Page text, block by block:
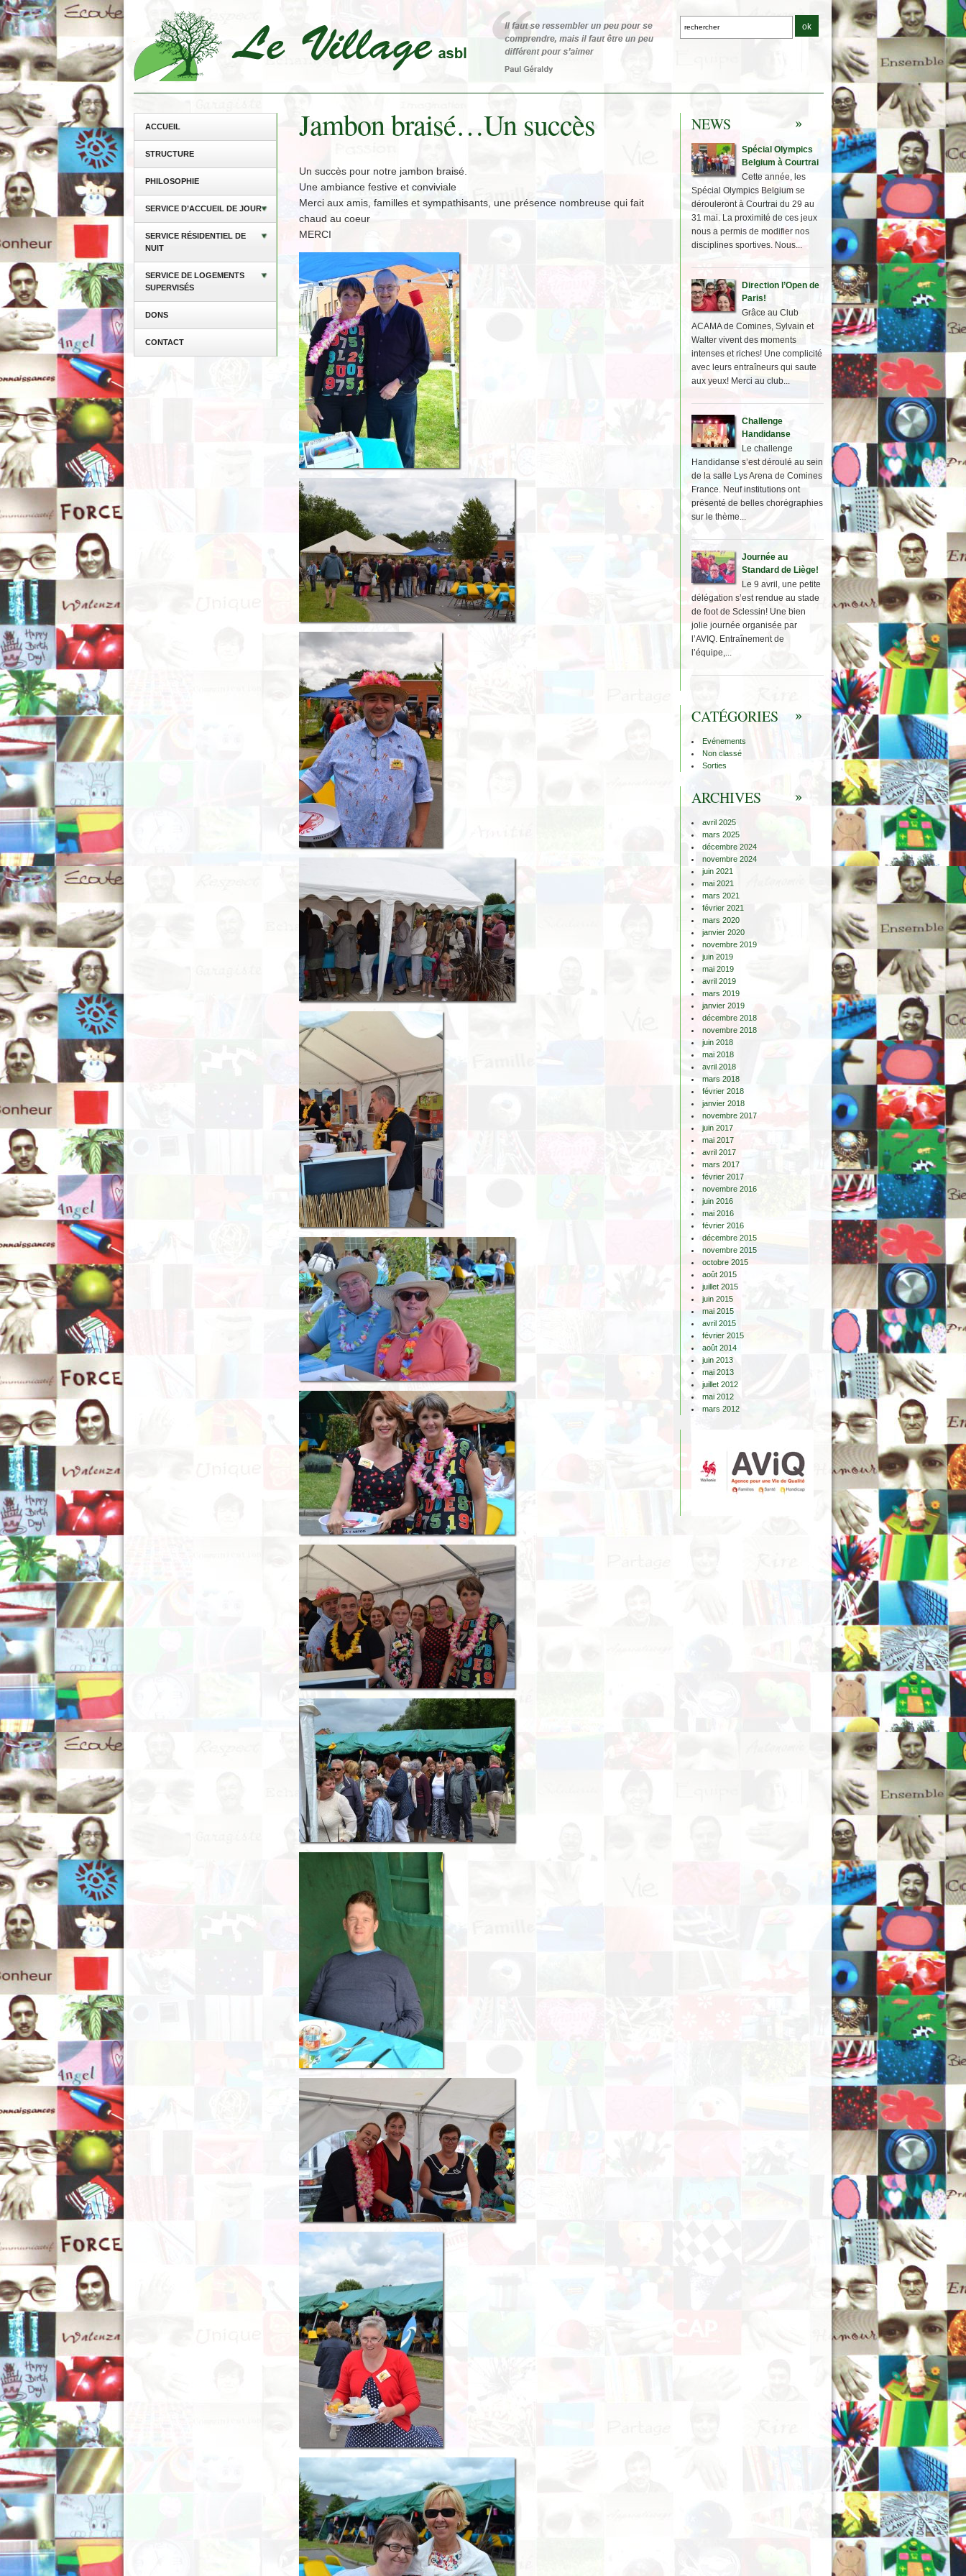
Jambon braisé…Un succès
ACCUEIL
STRUCTURE
PHILOSOPHIE
SERVICE D’ACCUEIL DE JOUR
SERVICE RÉSIDENTIEL DE
NUIT
SERVICE DE LOGEMENTS
SUPERVISÉS
DONS
CONTACT
Un succès pour notre jambon braisé.
Une ambiance festive et conviviale
Merci aux amis, familles et sympathisants, une présence nombreuse qui fait
chaud au coeur
MERCI
NEWS
Spécial Olympics
Belgium à Courtrai
Cette année, les
Spécial Olympics Belgium se
dérouleront à Courtrai du 29 au
31 mai. La proximité de ces jeux
nous a permis de modifier nos
disciplines sportives. Nous...
Direction l’Open de
Paris!
Grâce au Club
ACAMA de Comines, Sylvain et
Walter vivent des moments
intenses et riches! Une complicité
avec leurs entraîneurs qui saute
aux yeux! Merci au club...
Challenge
Handidanse
Le challenge
Handidanse s’est déroulé au sein
de la salle Lys Arena de Comines
France. Neuf institutions ont
présenté de belles chorégraphies
sur le thème...
Journée au
Standard de Liège!
Le 9 avril, une petite
délégation s’est rendue au stade
de foot de Sclessin! Une bien
jolie journée organisée par
l’AVIQ. Entraînement de
l’équipe,...
CATÉGORIES
Evénements
Non classé
Sorties
ARCHIVES
avril 2025
mars 2025
décembre 2024
novembre 2024
juin 2021
mai 2021
mars 2021
février 2021
mars 2020
janvier 2020
novembre 2019
juin 2019
mai 2019
avril 2019
mars 2019
janvier 2019
décembre 2018
novembre 2018
juin 2018
mai 2018
avril 2018
mars 2018
février 2018
janvier 2018
novembre 2017
juin 2017
mai 2017
avril 2017
mars 2017
février 2017
novembre 2016
juin 2016
mai 2016
février 2016
décembre 2015
novembre 2015
octobre 2015
août 2015
juillet 2015
juin 2015
mai 2015
avril 2015
février 2015
août 2014
juin 2013
mai 2013
juillet 2012
mai 2012
mars 2012